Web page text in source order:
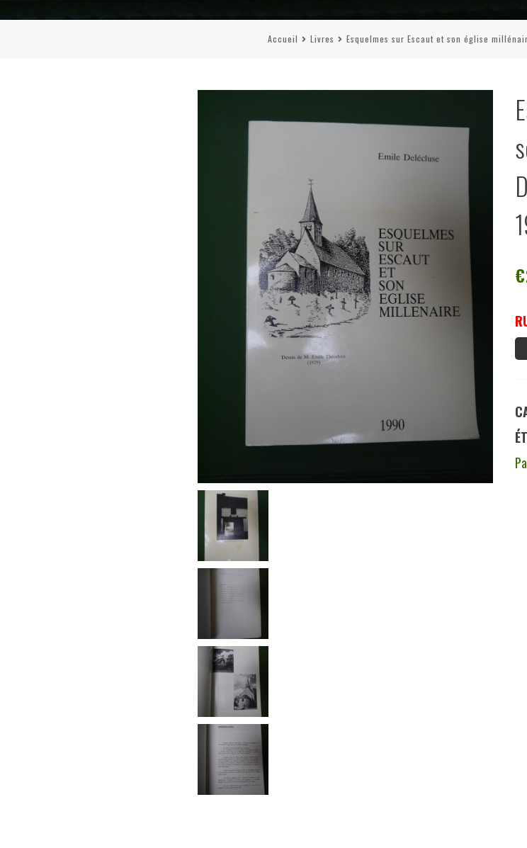
Accueil Livres Esquelmes sur Escaut et son église
€